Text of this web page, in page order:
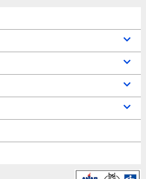
ョンズ事業戦略
ー